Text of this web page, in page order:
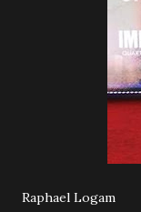
Raphael Logam